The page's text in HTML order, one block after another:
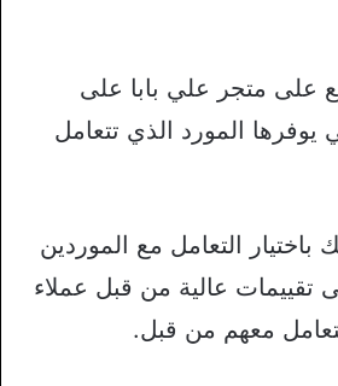
على متجر علي بابا على
المورد الذي تتعامل
التعامل مع الموردين
تقييمات عالية من قبل عملاء
معهم من قبل.